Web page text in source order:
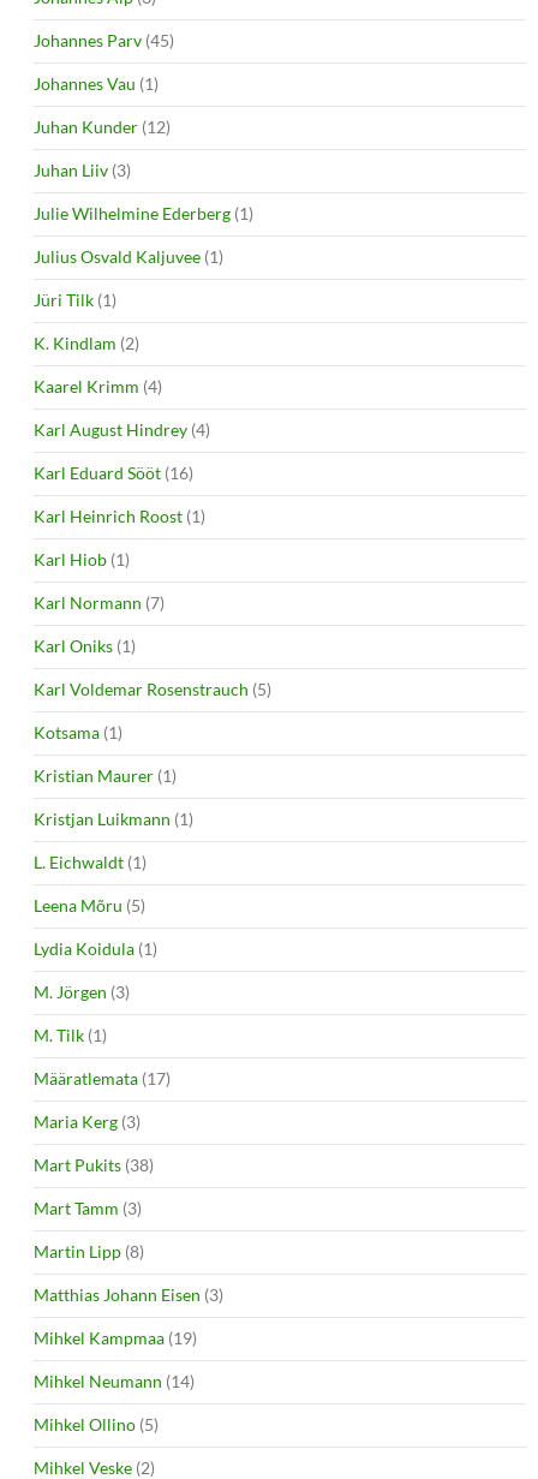
Johannes Parv (45)
Johannes Vau (1)
Juhan Kunder (12)
Juhan Liiv (3)
Julie Wilhelmine Ederberg (1)
Julius Osvald Kaljuvee (1)
Jüri Tilk (1)
K. Kindlam (2)
Kaarel Krimm (4)
Karl August Hindrey (4)
Karl Eduard Sööt (16)
Karl Heinrich Roost (1)
Karl Hiob (1)
Karl Normann (7)
Karl Oniks (1)
Karl Voldemar Rosenstrauch (5)
Kotsama (1)
Kristian Maurer (1)
Kristjan Luikmann (1)
L. Eichwaldt (1)
Leena Mõru (5)
Lydia Koidula (1)
M. Jörgen (3)
M. Tilk (1)
Määratlemata (17)
Maria Kerg (3)
Mart Pukits (38)
Mart Tamm (3)
Martin Lipp (8)
Matthias Johann Eisen (3)
Mihkel Kampmaa (19)
Mihkel Neumann (14)
Mihkel Ollino (5)
Mihkel Veske (2)